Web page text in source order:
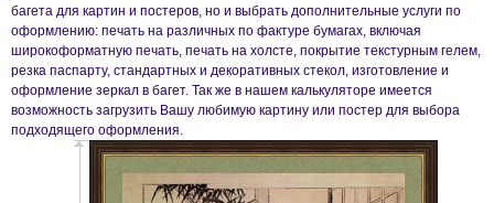
багета для картин и постеров, но и выбрать дополнительные услуги по
оформлению: печать на различных по фактуре бумагах, включая
широкоформатную печать, печать на холсте, покрытие текстурным гелем,
резка паспарту, стандартных и декоративных стекол, изготовление и
оформление зеркал в багет. Так же в нашем калькуляторе имеется
возможность загрузить Вашу любимую картину или постер для выбора
подходящего оформления.